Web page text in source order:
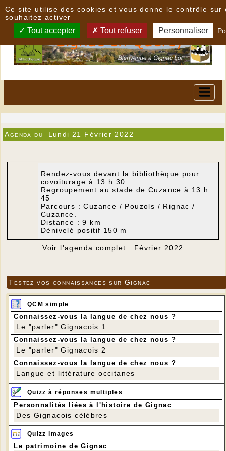
Agenda du Lundi 21 Février 2022
Rendez-vous devant la bibliothèque pour
covoiturage à 13 h 30
Regroupement au stade de Cuzance à 13 h
45
Parcours : Cuzance / Pouzols / Rignac /
Cuzance.
Distance : 9 km
Dénivelé positif 150 m
Voir l'agenda complet : Février 2022
Testez vos connaissances sur Gignac
QCM simple
Connaissez-vous la langue de chez nous ?
Le "parler" Gignacois 1
Connaissez-vous la langue de chez nous ?
Le "parler" Gignacois 2
Connaissez-vous la langue de chez nous ?
Langue et littérature occitanes
Quizz à réponses multiples
Personnalités liées à l'histoire de Gignac
Des Gignacois célèbres
Quizz images
Le patrimoine de Gignac
Ce site utilise des cookies et vous donne le contrôle sur
souhaitez activer
Tout accepter Tout refuser Personnaliser